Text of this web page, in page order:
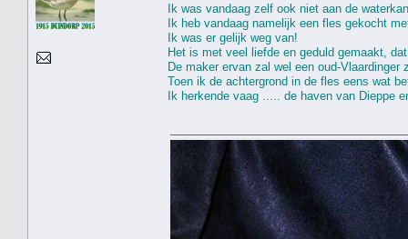
Ik was vandaag zelf ook niet aan de
Ik heb vandaag namelijk een fles gekocht
Ik was er gelijk weg van!
Het is met veel liefde en geduld gemaakt,
De maker ervan zal wel een oud-
Toen ik de achtergrond in de fles eens wat
Ik herkende vaag ..... de haven van Dieppe